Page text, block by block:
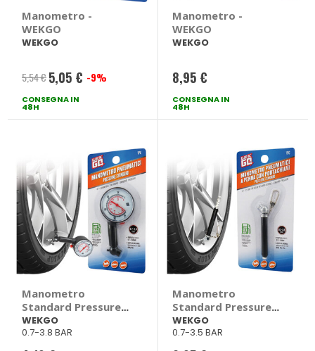
Manometro -
WEKGO
WEKGO
5,54 € Prezzo
speciale
5,05 € -9%
CONSEGNA IN
48H
Manometro -
WEKGO
WEKGO
8,95 €
CONSEGNA IN
48H
Manometro
Standard Pressure -
WEKGO
WEKGO
0.7-3.8 BAR
Manometro
Standard Pressure
con portachiavi -
WEKGO
WEKGO
0.7-3.5 BAR